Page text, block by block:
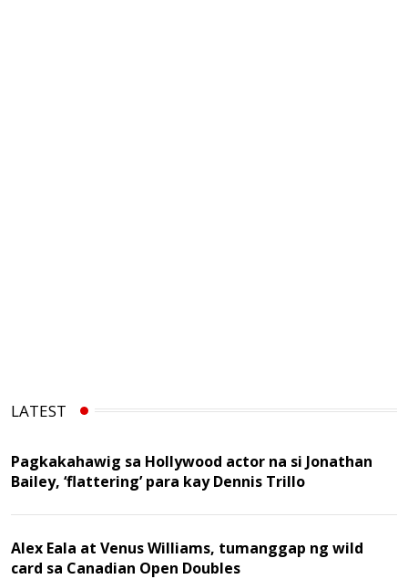
LATEST
Pagkakahawig sa Hollywood actor na si Jonathan
Bailey, ‘flattering’ para kay Dennis Trillo
Alex Eala at Venus Williams, tumanggap ng wild
card sa Canadian Open Doubles